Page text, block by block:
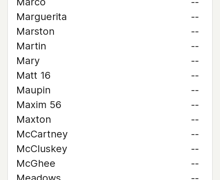
Marguerita
--
Marston
--
Martin
--
Mary
--
Matt 16
--
Maupin
--
Maxim 56
--
Maxton
--
McCartney
--
McCluskey
--
McGhee
--